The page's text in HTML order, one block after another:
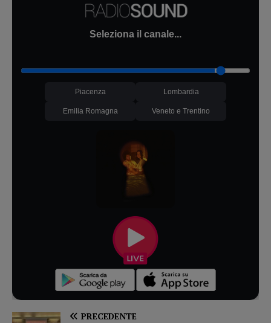
Seleziona il canale...
Piacenza Lombardia
Emilia Romagna Veneto e Trentino
PRECEDENTE